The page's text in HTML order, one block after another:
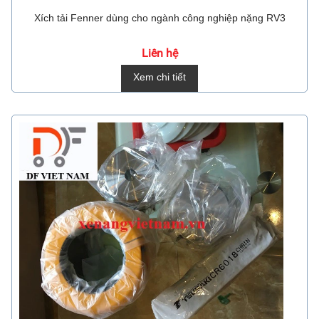
Xích tải Fenner dùng cho ngành công nghiệp nặng RV3
Liên hệ
Xem chi tiết